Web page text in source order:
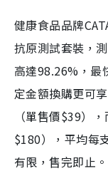
健康食品品牌
抗原測試套裝，
高達98.26%，最
定金額換購更可
（單售價$39）
$180），平均每
有限，售完即止。